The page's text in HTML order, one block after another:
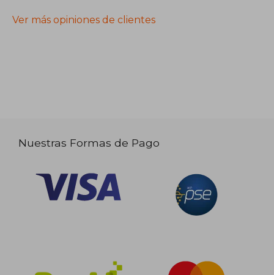
Ver más opiniones de clientes
Nuestras Formas de Pago